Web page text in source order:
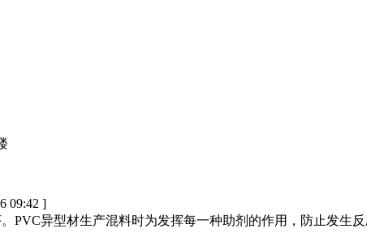
09:42 ]
PVC异型材生产混料时为发挥每一种助剂的作用，防止发生